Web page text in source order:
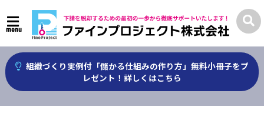
menu
組織づくり実例付「儲かる仕組みの作り方」無料小冊子をプ
レゼント！詳しくはこちら